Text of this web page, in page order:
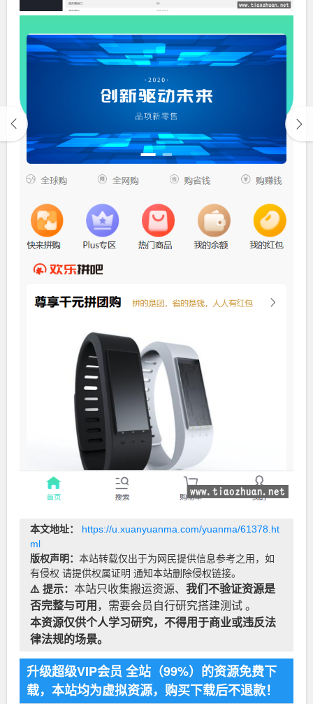
本文地址：
https://u.xuanyuanma.com/yuanma/61378.ht
ml
版权声明： 本站转载仅出于为网民提供信息参考之用，如
有侵权 请提供权属证明 通知本站删除侵权链接。
⚠️ 提示： 本站只收集搬运资源、 我们不验证资源是
否完整与可用 ，需要会员自行研究搭建测试 。
本资源仅供个人学习研究，不得用于商业或违反法
律法规的场景。
升级超级VIP会员 全站（99%）的资源免费下
载，本站均为虚拟资源，购买下载后不退款！